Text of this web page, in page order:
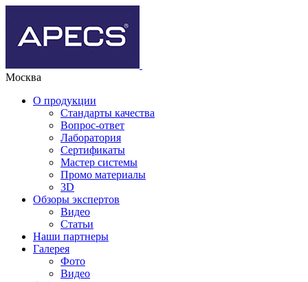
Москва
О продукции
Стандарты качества
Вопрос-ответ
Лаборатория
Сертификаты
Мастер системы
Промо материалы
3D
Обзоры экспертов
Видео
Статьи
Наши партнеры
Галерея
Фото
Видео